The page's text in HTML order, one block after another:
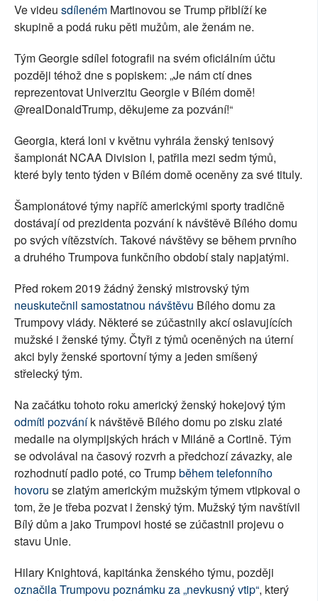
Ve videu sdíleném Martinovou se Trump přiblíží ke
skupině a podá ruku pěti mužům, ale ženám ne.
Tým Georgie sdílel fotografii na svém oficiálním účtu
později téhož dne s popiskem: „Je nám ctí dnes
reprezentovat Univerzitu Georgie v Bílém domě!
@realDonaldTrump, děkujeme za pozvání!“
Georgia, která loni v květnu vyhrála ženský tenisový
šampionát NCAA Division I, patřila mezi sedm týmů,
které byly tento týden v Bílém domě oceněny za své tituly.
Šampionátové týmy napříč americkými sporty tradičně
dostávají od prezidenta pozvání k návštěvě Bílého domu
po svých vítězstvích. Takové návštěvy se během prvního
a druhého Trumpova funkčního období staly napjatými.
Před rokem 2019 žádný ženský mistrovský tým
neuskutečnil samostatnou návštěvu Bílého domu za
Trumpovy vlády. Některé se zúčastnily akcí oslavujících
mužské i ženské týmy. Čtyři z týmů oceněných na úterní
akci byly ženské sportovní týmy a jeden smíšený
střelecký tým.
Na začátku tohoto roku americký ženský hokejový tým
odmítl pozváník návštěvě Bílého domu po zisku zlaté
medaile na olympijských hrách v Miláně a Cortině. Tým
se odvolával na časový rozvrh a předchozí závazky, ale
rozhodnutí padlo poté, co Trumpběhem telefonního
hovoru se zlatým americkým mužským týmem vtipkoval o
tom, že je třeba pozvat i ženský tým. Mužský tým navštívil
Bílý dům a jako Trumpovi hosté se zúčastnil projevu o
stavu Unie.
Hilary Knightová, kapitánka ženského týmu, později
označila Trumpovu poznámku za „nevkusný vtip“, který